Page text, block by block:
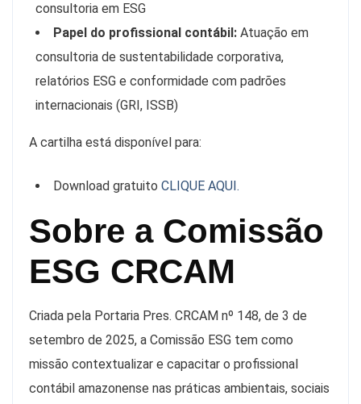
consultoria em ESG
Papel do profissional contábil: Atuação em
consultoria de sustentabilidade corporativa,
relatórios ESG e conformidade com padrões
internacionais (GRI, ISSB)
A cartilha está disponível para:
Download gratuito CLIQUE AQUI.
Sobre a Comissão
ESG CRCAM
Criada pela Portaria Pres. CRCAM nº 148, de 3 de
setembro de 2025, a Comissão ESG tem como
missão contextualizar e capacitar o profissional
contábil amazonense nas práticas ambientais, sociais